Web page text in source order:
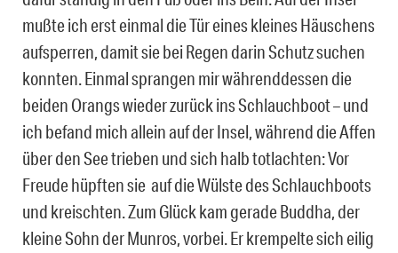
mußte ich erst einmal die Tür eines kleines Häuschens
aufsperren, damit sie bei Regen darin Schutz suchen
konnten. Einmal sprangen mir währenddessen die
beiden Orangs wieder zurück ins Schlauchboot – und
ich befand mich allein auf der Insel, während die Affen
über den See trieben und sich halb totlachten: Vor
Freude hüpften sie auf die Wülste des Schlauchboots
und kreischten. Zum Glück kam gerade Buddha, der
kleine Sohn der Munros, vorbei. Er krempelte sich eilig